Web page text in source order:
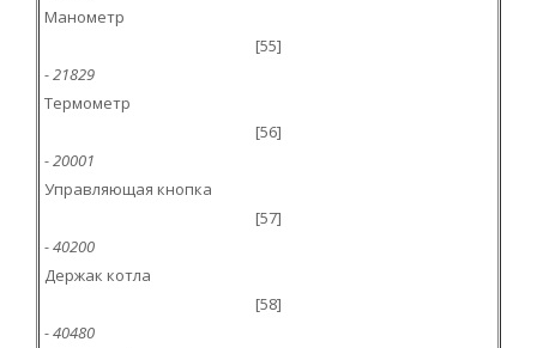
Манометр
[55]
- 21829
Термометр
[56]
- 20001
Управляющая кнопка
[57]
- 40200
Держак котла
[58]
- 40480